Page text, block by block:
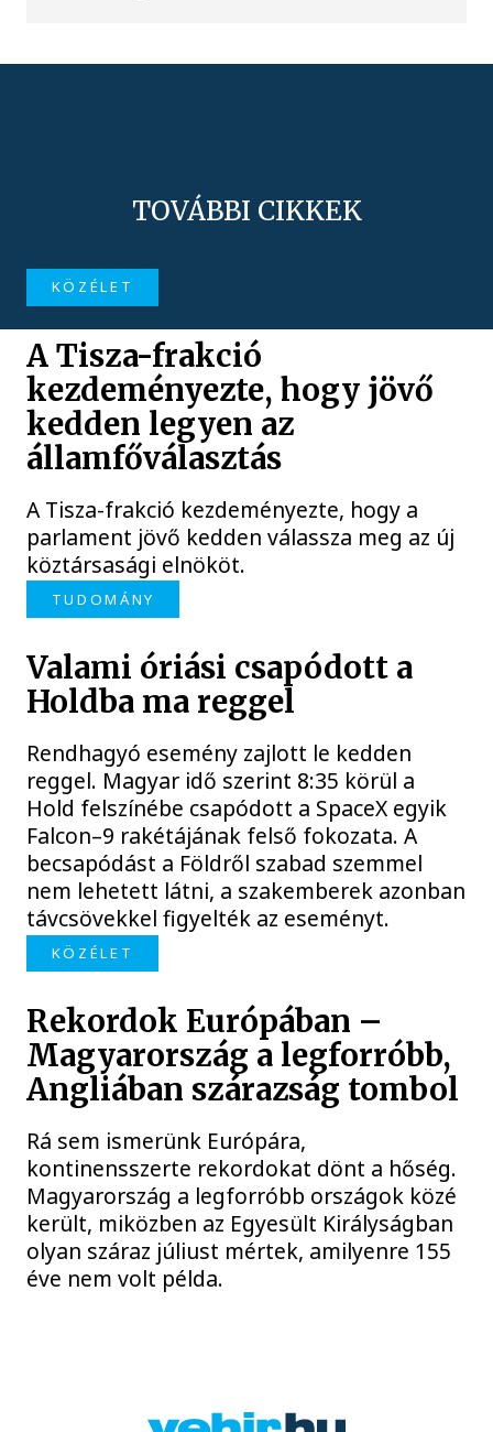
TOVÁBBI CIKKEK
KÖZÉLET
A Tisza-frakció
kezdeményezte, hogy jövő
kedden legyen az
államfőválasztás
A Tisza-frakció kezdeményezte, hogy a
parlament jövő kedden válassza meg az új
köztársasági elnököt.
TUDOMÁNY
Valami óriási csapódott a
Holdba ma reggel
Rendhagyó esemény zajlott le kedden
reggel. Magyar idő szerint 8:35 körül a
Hold felszínébe csapódott a SpaceX egyik
Falcon–9 rakétájának felső fokozata. A
becsapódást a Földről szabad szemmel
nem lehetett látni, a szakemberek azonban
távcsövekkel figyelték az eseményt.
KÖZÉLET
Rekordok Európában –
Magyarország a legforróbb,
Angliában szárazság tombol
Rá sem ismerünk Európára,
kontinensszerte rekordokat dönt a hőség.
Magyarország a legforróbb országok közé
került, miközben az Egyesült Királyságban
olyan száraz júliust mértek, amilyenre 155
éve nem volt példa.